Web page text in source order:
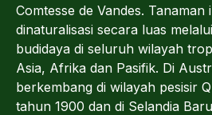
Comtesse de Vandes. Tanaman
dinaturalisasi secara luas
budidaya di seluruh wilayah
Asia, Afrika dan Pasifik. Di
berkembang di wilayah pesisir
tahun 1900 dan di Selandia